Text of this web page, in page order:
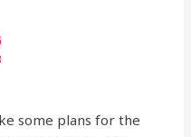
some plans for the